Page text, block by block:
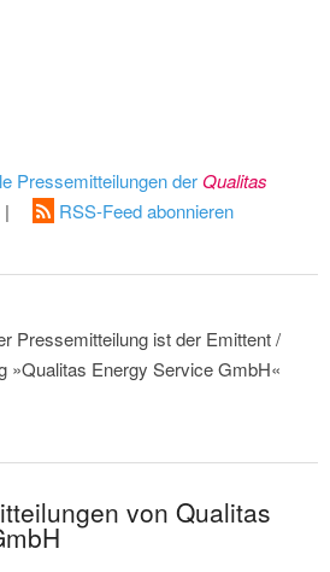
Pressemitteilungen derQualitas
| RSS-Feed abonnieren
Pressemitteilung ist der Emittent /
»Qualitas Energy Service GmbH«
von Qualitas